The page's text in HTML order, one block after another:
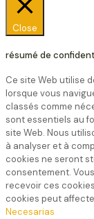
Close
résumé de
Ce site Web utilise
lorsque vous
classés comme
sont essentiels au
site Web. Nous
à analyser et à
cookies ne seront
consentement.
recevoir ces
cookies peut
Necesarias